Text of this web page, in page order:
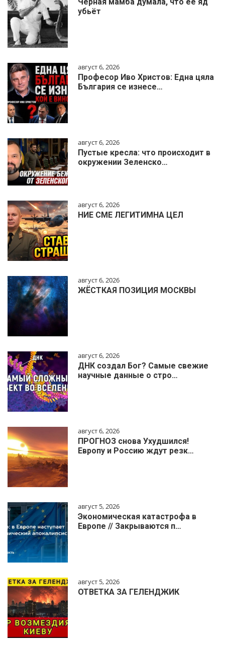
убьёт
август 6, 2026
Професор Иво Христов: Една цяла
България се изнесе…
август 6, 2026
Пустые кресла: что происходит в
окружении Зеленско…
август 6, 2026
НИЕ СМЕ ЛЕГИТИМНА ЦЕЛ
август 6, 2026
ЖЁСТКАЯ ПОЗИЦИЯ МОСКВЫ
август 6, 2026
ДНК создал Бог? Самые свежие
научные данные о стро…
август 6, 2026
ПРОГНОЗ снова Ухудшился!
Европу и Россию ждут резк…
август 5, 2026
Экономическая катастрофа в
Европе // Закрываются п…
август 5, 2026
ОТВЕТКА ЗА ГЕЛЕНДЖИК